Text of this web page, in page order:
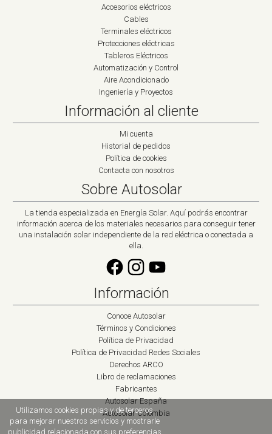
Accesorios eléctricos
Cables
Terminales eléctricos
Protecciones eléctricas
Tableros Eléctricos
Automatización y Control
Aire Acondicionado
Ingeniería y Proyectos
Información al cliente
Mi cuenta
Historial de pedidos
Política de cookies
Contacta con nosotros
Sobre Autosolar
La tienda especializada en Energía Solar. Aquí podrás encontrar
información acerca de los materiales necesarios para conseguir tener
una instalación solar independiente de la red eléctrica o conectada a
ella.
Información
Conoce Autosolar
Términos y Condiciones
Política de Privacidad
Política de Privacidad Redes Sociales
Derechos ARCO
Libro de reclamaciones
Fabricantes
Autosolar España
Autosolar Colombia
Utilizamos cookies propias y de terceros
para mejorar nuestros servicios y mostrarle
publicidad relacionada con sus preferencias